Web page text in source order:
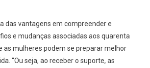
das vantagens em compreender e
e mudanças associadas aos quarenta
as mulheres podem se preparar melhor
“Ou seja, ao receber o suporte, as